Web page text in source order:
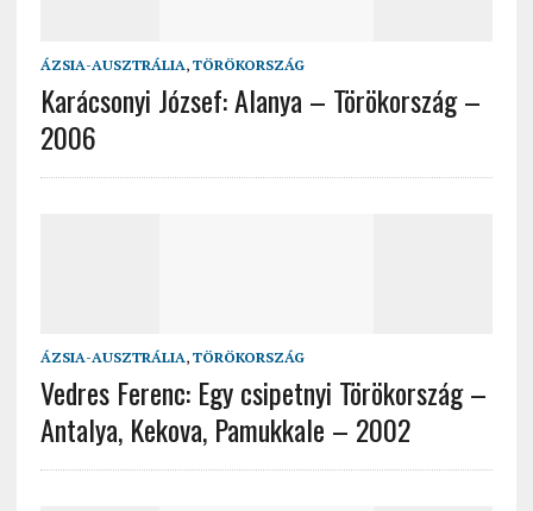
ÁZSIA-AUSZTRÁLIA, TÖRÖKORSZÁG
Karácsonyi József: Alanya – Törökország –
2006
ÁZSIA-AUSZTRÁLIA, TÖRÖKORSZÁG
Vedres Ferenc: Egy csipetnyi Törökország –
Antalya, Kekova, Pamukkale – 2002